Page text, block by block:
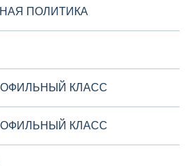
ПОЛИТИКА
КЛАСС
КЛАСС